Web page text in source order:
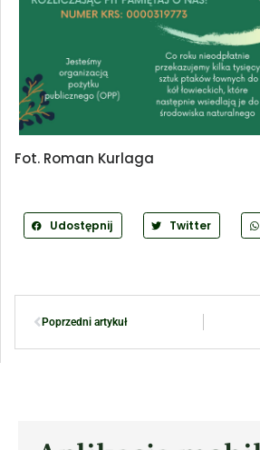
Fot. Roman Kurlaga
Udostępnij Twitter
Poprzedni artykuł